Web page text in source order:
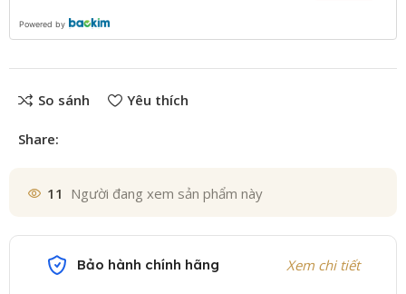
Powered by
So sánh Yêu thích
Share:
11 Người đang xem sản phẩm này
Bảo hành chính hãng Xem chi tiết